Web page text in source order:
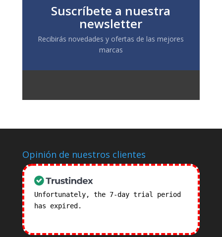
Suscríbete a nuestra
newsletter
Recibirás novedades y ofertas de las mejores
marcas
Opinión de nuestros clientes
Unfortunately, the 7-day trial period
has expired.